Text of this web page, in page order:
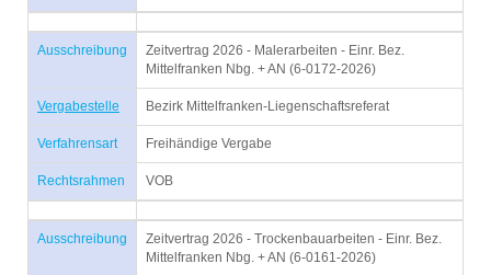
Ausschreibung
Zeitvertrag 2026 - Malerarbeiten - Einr. Bez.
Mittelfranken Nbg. + AN (6-0172-2026)
Vergabestelle Bezirk Mittelfranken-Liegenschaftsreferat
Verfahrensart Freihändige Vergabe
Rechtsrahmen VOB
Ausschreibung
Zeitvertrag 2026 - Trockenbauarbeiten - Einr. Bez.
Mittelfranken Nbg. + AN (6-0161-2026)